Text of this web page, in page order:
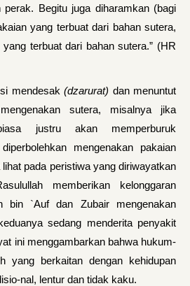
Begitu juga diharamkan (bagi
yang terbuat dari bahan sutera,
terbuat dari bahan sutera.” (HR
mendesak (dzarurat) dan menuntut
sutera, misalnya jika
justru akan memperburuk
mengenakan pakaian
pada peristiwa yang diriwayatkan
memberikan kelonggaran
bin `Auf dan Zubair mengenakan
sedang menderita penyakit
ini menggambarkan bahwa hukum-
yang berkaitan dengan kehidupan
nal, lentur dan tidak kaku.